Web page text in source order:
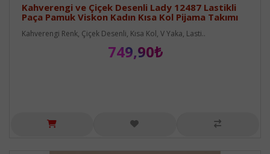
Kahverengi ve Çiçek Desenli Lady 12487 Lastikli
Paça Pamuk Viskon Kadın Kısa Kol Pijama Takımı
Kahverengi Renk, Çiçek Desenli, Kısa Kol, V Yaka, Lasti..
749,90₺